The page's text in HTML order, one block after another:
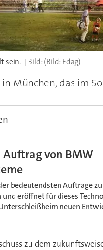
sein. (Bild: Edag)
München, das im
Auftrag von BMW
bedeutendsten Aufträge
eröffnet für dieses
neuen
zu dem